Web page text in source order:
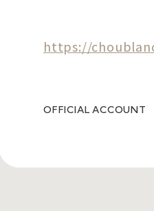
https://
OFFICIAL ACCOUNT